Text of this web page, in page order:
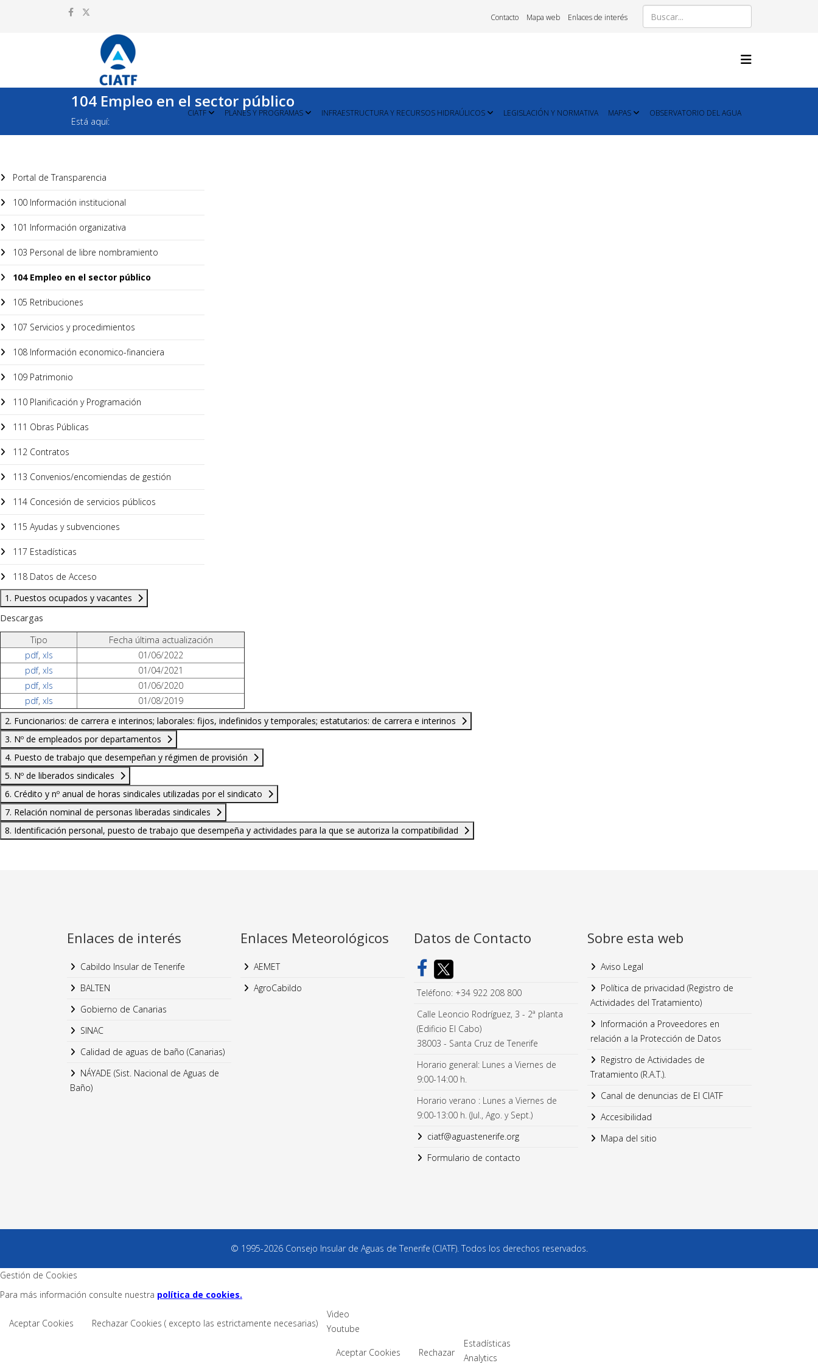
Contacto Mapa web Enlaces de interés
CIATF PLANES Y PROGRAMAS INFRAESTRUCTURA Y RECURSOS HIDRAÚLICOS LEGISLACIÓN Y NORMATIVA MAPAS OBSERVATORIO DEL AGUA
104 Empleo en el sector público
Está aquí:
Portal de Transparencia
100 Información institucional
101 Información organizativa
103 Personal de libre nombramiento
104 Empleo en el sector público
105 Retribuciones
107 Servicios y procedimientos
108 Información economico-financiera
109 Patrimonio
110 Planificación y Programación
111 Obras Públicas
112 Contratos
113 Convenios/encomiendas de gestión
114 Concesión de servicios públicos
115 Ayudas y subvenciones
117 Estadísticas
118 Datos de Acceso
1. Puestos ocupados y vacantes
Descargas
Tipo
Fecha última actualización
pdf, xls
01/06/2022
pdf, xls
01/04/2021
pdf, xls
01/06/2020
pdf, xls
01/08/2019
2. Funcionarios: de carrera e interinos; laborales: fijos, indefinidos y temporales; estatutarios: de carrera e interinos
3. Nº de empleados por departamentos
4. Puesto de trabajo que desempeñan y régimen de provisión
5. Nº de liberados sindicales
6. Crédito y nº anual de horas sindicales utilizadas por el sindicato
7. Relación nominal de personas liberadas sindicales
8. Identificación personal, puesto de trabajo que desempeña y actividades para la que se autoriza la compatibilidad
Enlaces de interés
Cabildo Insular de Tenerife
BALTEN
Gobierno de Canarias
SINAC
Calidad de aguas de baño (Canarias)
NÁYADE (Sist. Nacional de Aguas de
Baño)
Enlaces Meteorológicos
AEMET
AgroCabildo
Datos de Contacto
Teléfono: +34 922 208 800
Calle Leoncio Rodríguez, 3 - 2ª planta
(Edificio El Cabo)
38003 - Santa Cruz de Tenerife
Horario general: Lunes a Viernes de
9:00-14:00 h.
Horario verano : Lunes a Viernes de
9:00-13:00 h. (Jul., Ago. y Sept.)
ciatf@aguastenerife.org
Formulario de contacto
Sobre esta web
Aviso Legal
Política de privacidad (Registro de
Actividades del Tratamiento)
Información a Proveedores en
relación a la Protección de Datos
Registro de Actividades de
Tratamiento (R.A.T.).
Canal de denuncias de El CIATF
Accesibilidad
Mapa del sitio
© 1995-2026 Consejo Insular de Aguas de Tenerife (CIATF). Todos los derechos reservados.
Gestión de Cookies
Para más información consulte nuestra política de cookies.
Aceptar Cookies Rechazar Cookies ( excepto las estrictamente necesarias)
Video
Youtube
Aceptar Cookies Rechazar
Estadísticas
Analytics